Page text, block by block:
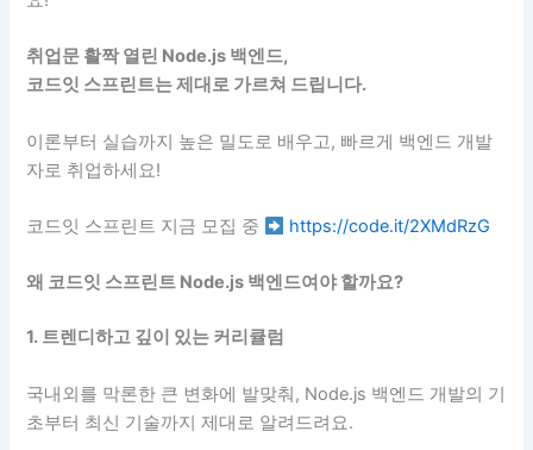
취업문 활짝 열린 Node.js 백엔드,
코드잇 스프린트는 제대로 가르쳐 드립니다.
이론부터 실습까지 높은 밀도로 배우고, 빠르게 백엔드 개발
자로 취업하세요!
코드잇 스프린트 지금 모집 중 https://code.it/2XMdRzG
왜 코드잇 스프린트 Node.js 백엔드여야 할까요?
1. 트렌디하고 깊이 있는 커리큘럼
국내외를 막론한 큰 변화에 발맞춰, Node.js 백엔드 개발의 기
초부터 최신 기술까지 제대로 알려드려요.